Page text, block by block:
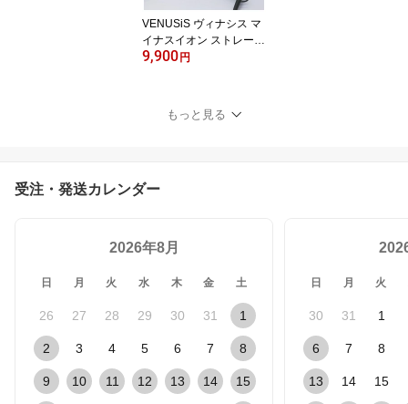
電 くせ毛
VENUSiS ヴィナシス マ
イナスイオン ストレート
ヘアアイロン VAS-8200
段階温度調整 ヘアアイロ
9,900 円
もっと見る
受注・発送カレンダー
2026年8月
日 月 火 水 木 金 土
26 27 28 29 30 31 1
2 3 4 5 6 7 8
9 10 11 12 13 14 15
日 月 火
30 31 1
6 7 8
13 14 15